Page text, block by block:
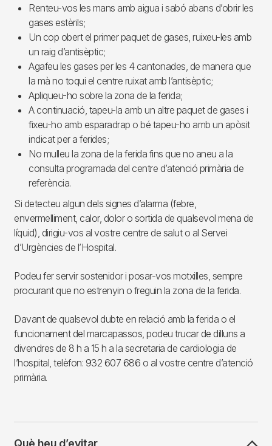
Renteu-vos les mans amb aigua i sabó abans d’obrir les
gases estèrils;
Un cop obert el primer paquet de gases, ruixeu-les amb
un raig d’antisèptic;
Agafeu les gases per les 4 cantonades, de manera que
la mà no toqui el centre ruixat amb l’antisèptic;
Apliqueu-ho sobre la zona de la ferida;
A continuació, tapeu-la amb un altre paquet de gases i
fixeu-ho amb esparadrap o bé tapeu-ho amb un apòsit
indicat per a ferides;
No mulleu la zona de la ferida fins que no aneu a la
consulta programada del centre d’atenció primària de
referència.
Si detecteu algun dels signes d’alarma (febre,
envermelliment, calor, dolor o sortida de qualsevol mena de
líquid), dirigiu-vos al vostre centre de salut o al Servei
d’Urgències de l’Hospital.
Podeu fer servir sostenidor i posar-vos motxilles, sempre
procurant que no estrenyin o freguin la zona de la ferida.
Davant de qualsevol dubte en relació amb la ferida o el
funcionament del marcapassos, podeu trucar de dilluns a
divendres de 8 h a 15 h a la secretaria de cardiologia de
l’hospital, telèfon: 932 607 686 o al vostre centre d’atenció
primària.
Què heu d’evitar